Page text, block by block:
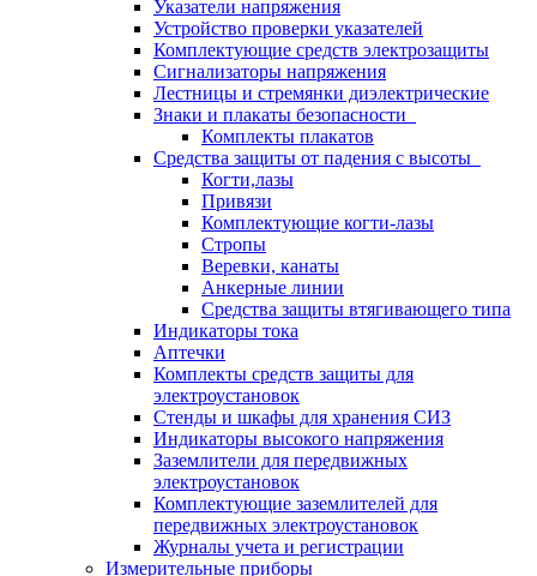
Указатели напряжения
Устройство проверки указателей
Комплектующие средств электрозащиты
Сигнализаторы напряжения
Лестницы и стремянки диэлектрические
Знаки и плакаты безопасности
Комплекты плакатов
Средства защиты от падения с высоты
Когти,лазы
Привязи
Комплектующие когти-лазы
Стропы
Веревки, канаты
Анкерные линии
Средства защиты втягивающего типа
Индикаторы тока
Аптечки
Комплекты средств защиты для
электроустановок
Стенды и шкафы для хранения СИЗ
Индикаторы высокого напряжения
Заземлители для передвижных
электроустановок
Комплектующие заземлителей для
передвижных электроустановок
Журналы учета и регистрации
Измерительные приборы